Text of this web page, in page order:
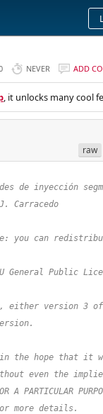
NEVER ADD
, it unlocks many cool
raw
de inyección
Carracedo
you can
Public
either version 3
the hope that it
without even the
A PARTICULAR
more details.